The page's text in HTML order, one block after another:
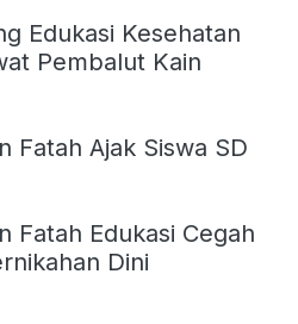
Edukasi Kesehatan
Pembalut Kain
Fatah Ajak Siswa SD
Fatah Edukasi Cegah
Dini